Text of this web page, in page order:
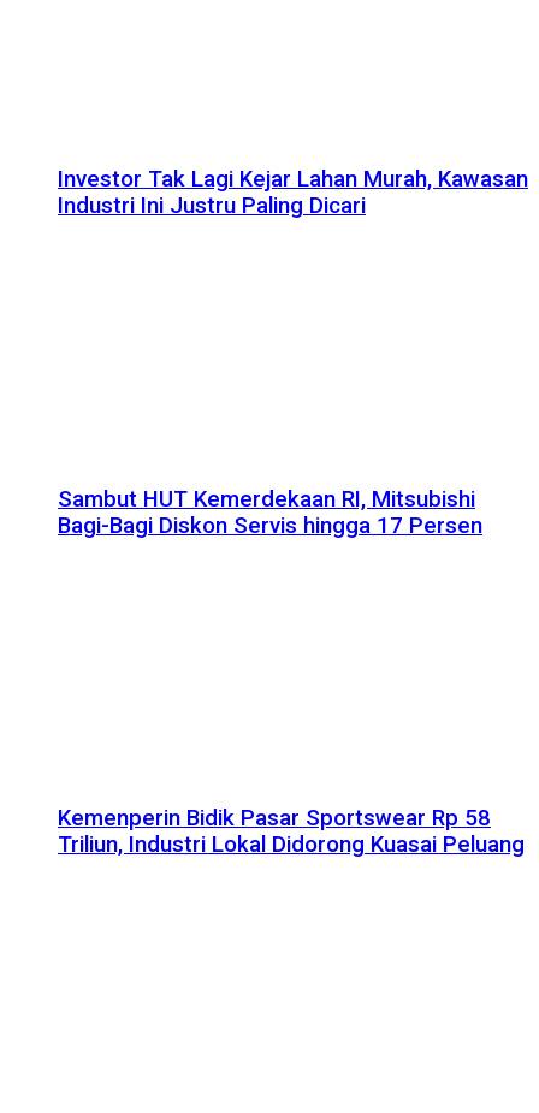
Investor Tak Lagi Kejar Lahan Murah, Kawasan
Industri Ini Justru Paling Dicari
Sambut HUT Kemerdekaan RI, Mitsubishi
Bagi-Bagi Diskon Servis hingga 17 Persen
Kemenperin Bidik Pasar Sportswear Rp 58
Triliun, Industri Lokal Didorong Kuasai Peluang